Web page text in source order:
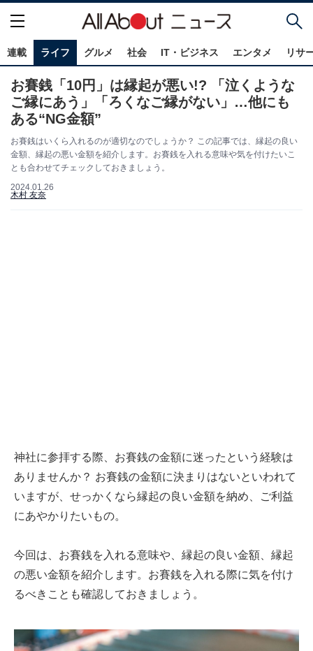
連載 ライフ グルメ 社会 IT・ビジネス エンタメ リサ
お賽銭「10円」は縁起が悪い!? 「泣くような
ご縁にあう」「ろくなご縁がない」…他にも
ある“NG金額”
お賽銭はいくら入れるのが適切なのでしょうか？ この記事では、縁起の良い
金額、縁起の悪い金額を紹介します。お賽銭を入れる意味や気を付けたいこ
とも合わせてチェックしておきましょう。
2024.01.26
木村 友奈
神社に参拝する際、お賽銭の金額に迷ったという経験は
ありませんか？ お賽銭の金額に決まりはないといわれて
いますが、せっかくなら縁起の良い金額を納め、ご利益
にあやかりたいもの。
今回は、お賽銭を入れる意味や、縁起の良い金額、縁起
の悪い金額を紹介します。お賽銭を入れる際に気を付け
るべきことも確認しておきましょう。